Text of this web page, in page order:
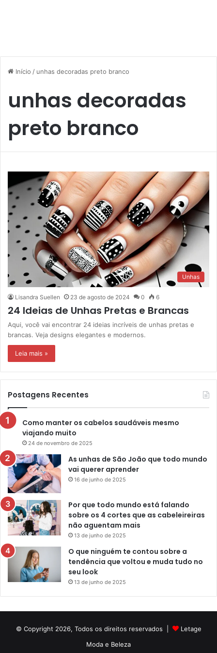
Início / unhas decoradas preto branco
unhas decoradas
preto branco
Unhas
Lisandra Suellen 23 de agosto de 2024 0 6
24 Ideias de Unhas Pretas e Brancas
Aqui, você vai encontrar 24 ideias incríveis de unhas pretas e
brancas. Veja designs elegantes e modernos.
Leia mais »
Postagens Recentes
Como manter os cabelos saudáveis mesmo
viajando muito
24 de novembro de 2025
As unhas de São João que todo mundo
vai querer aprender
16 de junho de 2025
Por que todo mundo está falando
sobre os 4 cortes que as cabeleireiras
não aguentam mais
13 de junho de 2025
O que ninguém te contou sobre a
tendência que voltou e muda tudo no
seu look
13 de junho de 2025
© Copyright 2026, Todos os direitos reservados |
Letage
Moda e Beleza